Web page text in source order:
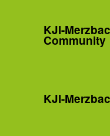
KJI-
Community
KJI-